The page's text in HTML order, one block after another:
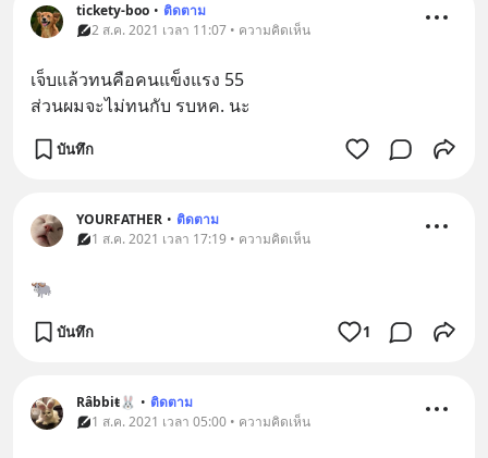
tickety-boo • ติดตาม
2 ส.ค. 2021 เวลา 11:07 • ความคิดเห็น
เจ็บแล้วทนคือคนแข็งแรง 55
ส่วนผมจะไม่ทนกับ รบหค. นะ
บันทึก
YOURFATHER • ติดตาม
1 ส.ค. 2021 เวลา 17:19 • ความคิดเห็น
🐃
บันทึก 1
Râbbiŧ🐰 • ติดตาม
1 ส.ค. 2021 เวลา 05:00 • ความคิดเห็น